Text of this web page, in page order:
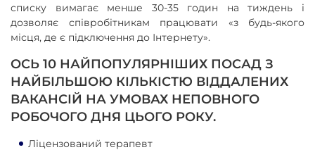
списку вимагає менше 30-35 годин на тиждень і
дозволяє співробітникам працювати «з будь-якого
місця, де є підключення до Інтернету».
ОСЬ 10 НАЙПОПУЛЯРНІШИХ ПОСАД З
НАЙБІЛЬШОЮ КІЛЬКІСТЮ ВІДДАЛЕНИХ
ВАКАНСІЙ НА УМОВАХ НЕПОВНОГО
РОБОЧОГО ДНЯ ЦЬОГО РОКУ.
Ліцензований терапевт